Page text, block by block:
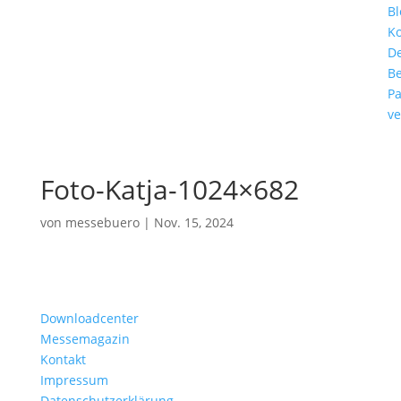
Foto-Katja-1024×682
von messebuero| Nov. 15, 2024
Downloadcenter
Messemagazin
Kontakt
Impressum